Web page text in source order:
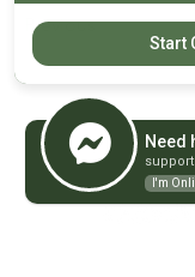
Previous
ที่อยู่
รีสอร์ทระเบียงไพร แวลลีย์
22/2 ม.12 ต.เขาพระ อ.เมือง
จ.นครนายก ประเทศไทย 26000
Start
Need
I'm